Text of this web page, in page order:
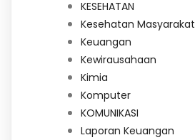
KESEHATAN
Kesehatan Masyarakat
Keuangan
Kewirausahaan
Kimia
Komputer
KOMUNIKASI
Laporan Keuangan